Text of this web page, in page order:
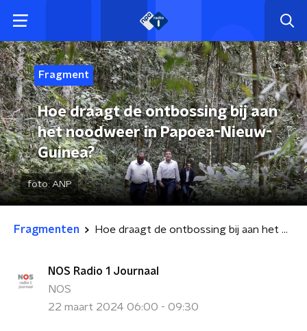
Fragment
Hoe draagt de ontbossing bij aan
het noodweer in Papoea-Nieuw-
Guinea?
foto:ANP
Fragmenten Hoe draagt de ontbossing bij aan het noodweer in Papoea-Nieuw-Guinea?
NOS Radio 1 Journaal
NOS
22 maart 2024 06:00 - 09:30